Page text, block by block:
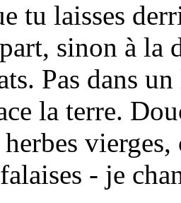
tu laisses
sinon à la
Pas dans
la terre.
- je